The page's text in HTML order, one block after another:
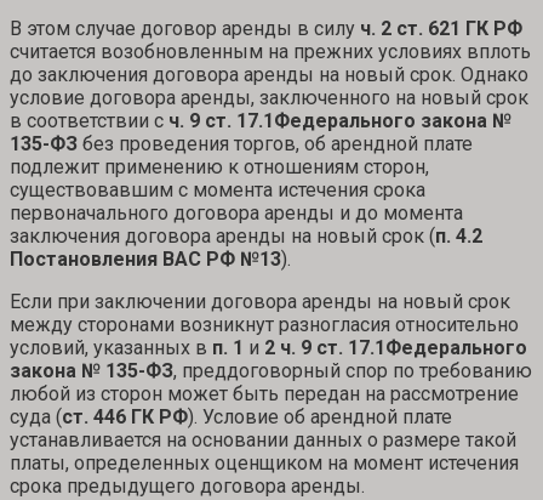
В этом случае договор аренды в силу ч. 2 ст. 621 ГК РФ
считается возобновленным на прежних условиях вплоть
до заключения договора аренды на новый срок. Однако
условие договора аренды, заключенного на новый срок
в соответствии с ч. 9 ст. 17.1Федерального закона №
135-ФЗ без проведения торгов, об арендной плате
подлежит применению к отношениям сторон,
существовавшим с момента истечения срока
первоначального договора аренды и до момента
заключения договора аренды на новый срок (п. 4.2
Постановления ВАС РФ №13).
Если при заключении договора аренды на новый срок
между сторонами возникнут разногласия относительно
условий, указанных в п. 1 и 2 ч. 9 ст. 17.1Федерального
закона № 135-ФЗ, преддоговорный спор по требованию
любой из сторон может быть передан на рассмотрение
суда (ст. 446 ГК РФ). Условие об арендной плате
устанавливается на основании данных о размере такой
платы, определенных оценщиком на момент истечения
срока предыдущего договора аренды.